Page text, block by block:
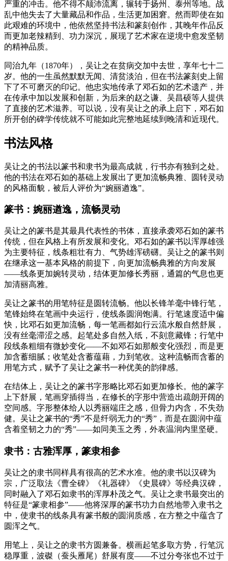
严重的冲击。他不得不颠沛流离，辗转于扬州、泰州等地。战
乱中他失去了大量藏品和作品，生活更加困窘。然而即使在如
此艰难的环境中，他依然坚持书法和篆刻创作，其晚年作品反
而更加老辣精到、功力深沉，展现了艺术家在逆境中愈发坚韧
的精神品质。
同治九年（1870年），吴让之在贫病交加中去世，享年七十二
岁。他的一生虽然默默无闻、清贫淡泊，但在书法篆刻史上留
下了不可磨灭的印记。他忠实地传承了邓石如的艺术遗产，并
在传承中加以发展和创新，为后来的赵之谦、吴昌硕等人提供
了直接的艺术滋养。可以说，没有吴让之的承上启下，邓石如
所开创的碑学传统就不可能如此完整地延续到晚清和近现代。
书法风格
吴让之的书法以篆书和隶书为最高成就，行书亦有独到之处。
他的书法在邓石如的基础上发展出了更加流畅典雅、圆转灵动
的风格面貌，被后人评价为“婉丽遒逸”。
篆书：婉丽遒逸，流畅灵动
吴让之的篆书是其最具代表性的书体，直接承袭邓石如的篆书
传统，但在风格上有所发展和变化。邓石如的篆书以浑厚雄强
为主要特征，线条粗壮有力、气势雄浑磅礴。吴让之的篆书则
在继承这一基本风格的前提下，向更加流畅典雅的方向发展
——线条更加婉转灵动，结体更加修长秀丽，通篇的气息也更
加清丽高雅。
吴让之篆书的用笔特征是圆转流畅。他以长锋羊毫中锋行笔，
笔锋始终在笔画中央运行，使线条圆润饱满。行笔速度适中偏
快，比邓石如更加流畅，每一笔画都如行云流水般自然舒展，
没有丝毫滞涩之感。起笔处多自然入纸，不刻意藏锋；行笔中
段线条粗细有微妙变化——不如邓石如那般变化强烈，而是更
加含蓄细腻；收笔处含蓄蕴藉，力到笔收。这种流畅而含蓄的
用笔方式，赋予了吴让之篆书一种优美的韵律感。
在结体上，吴让之的篆书字形略比邓石如更加修长。他的篆字
上下舒展，笔画穿插得当，在修长的字形中营造出疏朗开阔的
空间感。字形整体给人以秀丽端庄之感，但骨力内含，不失劲
健。吴让之篆书的“秀”不是纤弱无力的“秀”，而是在圆润中蕴
含着坚韧之力的“秀”——如同美玉之秀，外表温润内里坚硬。
隶书：古雅浑厚，篆隶相参
吴让之的隶书同样具有很高的艺术水准。他的隶书以汉碑为
宗，广泛取法《曹全碑》《礼器碑》《史晨碑》等经典汉碑，
同时融入了邓石如隶书的浑厚朴茂之气。吴让之隶书最突出的
特征是“篆隶相参”——他将深厚的篆书功力自然地带入隶书之
中，使隶书的线条具有篆书般的圆润质感，在方整之中蕴含了
圆浑之气。
用笔上，吴让之的隶书方圆兼备。横画起笔多取方势，行笔沉
稳厚重，波磔（蚕头雁尾）舒展有度——不过分夸张也不过于